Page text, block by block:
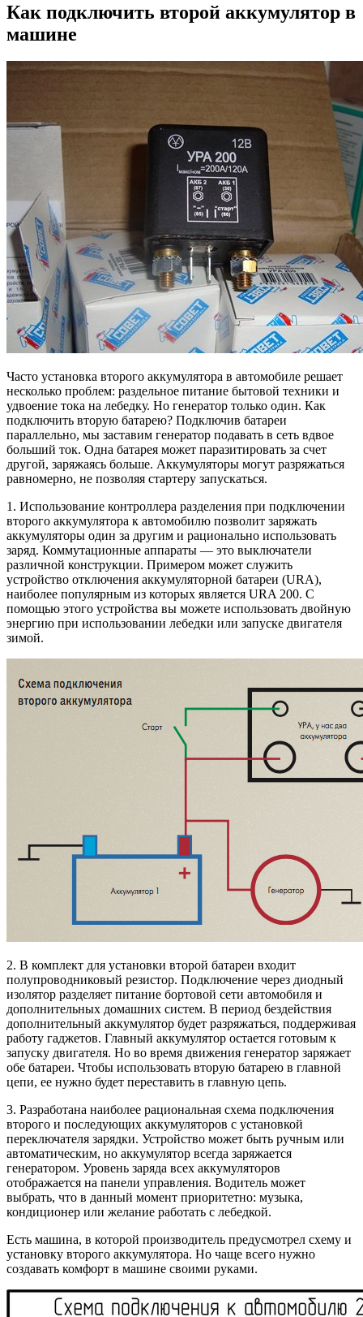
Как подключить второй аккумулятор в
машине
Часто установка второго аккумулятора в автомобиле решает
несколько проблем: раздельное питание бытовой техники и
удвоение тока на лебедку. Но генератор только один. Как
подключить вторую батарею? Подключив батареи
параллельно, мы заставим генератор подавать в сеть вдвое
больший ток. Одна батарея может паразитировать за счет
другой, заряжаясь больше. Аккумуляторы могут разряжаться
равномерно, не позволяя стартеру запускаться.
1. Использование контроллера разделения при подключении
второго аккумулятора к автомобилю позволит заряжать
аккумуляторы один за другим и рационально использовать
заряд. Коммутационные аппараты — это выключатели
различной конструкции. Примером может служить
устройство отключения аккумуляторной батареи (URA),
наиболее популярным из которых является URA 200. С
помощью этого устройства вы можете использовать двойную
энергию при использовании лебедки или запуске двигателя
зимой.
2. В комплект для установки второй батареи входит
полупроводниковый резистор. Подключение через диодный
изолятор разделяет питание бортовой сети автомобиля и
дополнительных домашних систем. В период бездействия
дополнительный аккумулятор будет разряжаться, поддерживая
работу гаджетов. Главный аккумулятор остается готовым к
запуску двигателя. Но во время движения генератор заряжает
обе батареи. Чтобы использовать вторую батарею в главной
цепи, ее нужно будет переставить в главную цепь.
3. Разработана наиболее рациональная схема подключения
второго и последующих аккумуляторов с установкой
переключателя зарядки. Устройство может быть ручным или
автоматическим, но аккумулятор всегда заряжается
генератором. Уровень заряда всех аккумуляторов
отображается на панели управления. Водитель может
выбрать, что в данный момент приоритетно: музыка,
кондиционер или желание работать с лебедкой.
Есть машина, в которой производитель предусмотрел схему и
установку второго аккумулятора. Но чаще всего нужно
создавать комфорт в машине своими руками.